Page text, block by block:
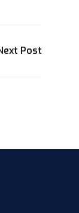
Post